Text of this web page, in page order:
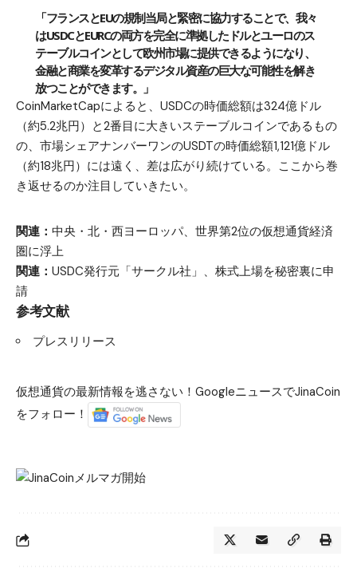
「フランスとEUの規制当局と緊密に協力することで、我々
はUSDCとEURCの両方を完全に準拠したドルとユーロのス
テーブルコインとして欧州市場に提供できるようになり、
金融と商業を変革するデジタル資産の巨大な可能性を解き
放つことができます。」
CoinMarketCapによると、USDCの時価総額は324億ドル
（約5.2兆円）と2番目に大きいステーブルコインであるもの
の、市場シェアナンバーワンのUSDTの時価総額1,121億ドル
（約18兆円）には遠く、差は広がり続けている。ここから巻
き返せるのか注目していきたい。
関連： 中央・北・西ヨーロッパ、世界第2位の仮想通貨経済
圏に浮上
関連： USDC発行元「サークル社」、株式上場を秘密裏に申
請
参考文献
プレスリリース
仮想通貨の最新情報を逃さない！GoogleニュースでJinaCoin
をフォロー！